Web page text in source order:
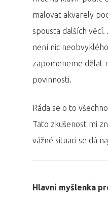
malovat akvarely
spousta dalších
není nic
zapomeneme dělat
povinnosti.
Ráda se o to
Tato zkušenost mi
vážné situaci se dá
Hlavní myšlenka